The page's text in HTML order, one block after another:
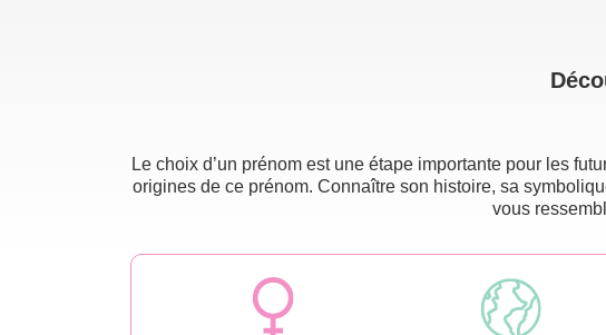
Le choix d’un prénom est une étape importante pour les
origines de ce prénom. Connaître son histoire, sa
vous